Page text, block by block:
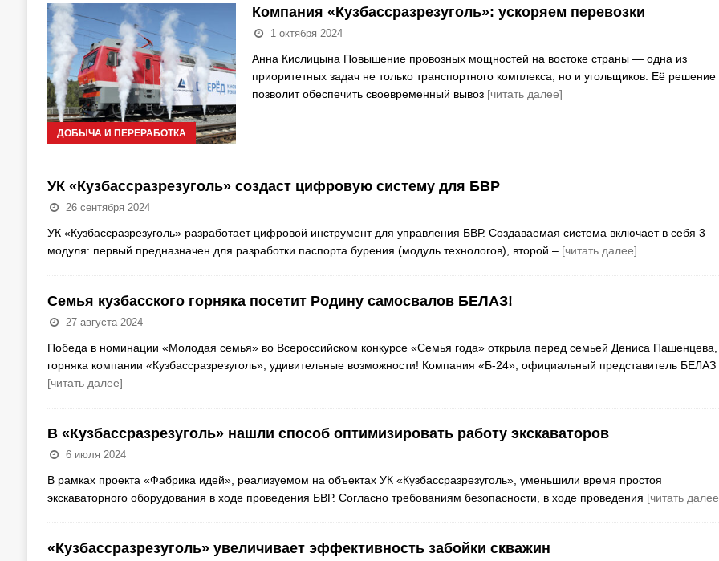
ДОБЫЧА И ПЕРЕРАБОТКА
Компания «Кузбассразрезуголь»: ускоряем перевозки
1 октября 2024
Анна Кислицына Повышение провозных мощностей на востоке страны — одна из
приоритетных задач не только транспортного комплекса, но и угольщиков. Её решение
позволит обеспечить своевременный вывоз [читать далее]
УК «Кузбассразрезуголь» создаст цифровую систему для БВР
26 сентября 2024
УК «Кузбассразрезуголь» разработает цифровой инструмент для управления БВР. Создаваемая система включает в себя 3
модуля: первый предназначен для разработки паспорта бурения (модуль технологов), второй – [читать далее]
Семья кузбасского горняка посетит Родину самосвалов БЕЛАЗ!
27 августа 2024
Победа в номинации «Молодая семья» во Всероссийском конкурсе «Семья года» открыла перед семьей Дениса Пашенцева,
горняка компании «Кузбассразрезуголь», удивительные возможности! Компания «Б-24», официальный представитель БЕЛАЗ
[читать далее]
В «Кузбассразрезуголь» нашли способ оптимизировать работу экскаваторов
6 июля 2024
В рамках проекта «Фабрика идей», реализуемом на объектах УК «Кузбассразрезуголь», уменьшили время простоя
экскаваторного оборудования в ходе проведения БВР. Согласно требованиям безопасности, в ходе проведения [читать
«Кузбассразрезуголь» увеличивает эффективность забойки скважин